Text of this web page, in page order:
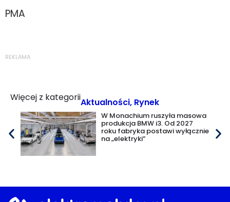
PMA
REKLAMA
Więcej z kategoriiAktualności, Rynek
W Monachium ruszyła masowa
produkcja BMW i3. Od 2027
roku fabryka postawi wyłącznie
na „elektryki”